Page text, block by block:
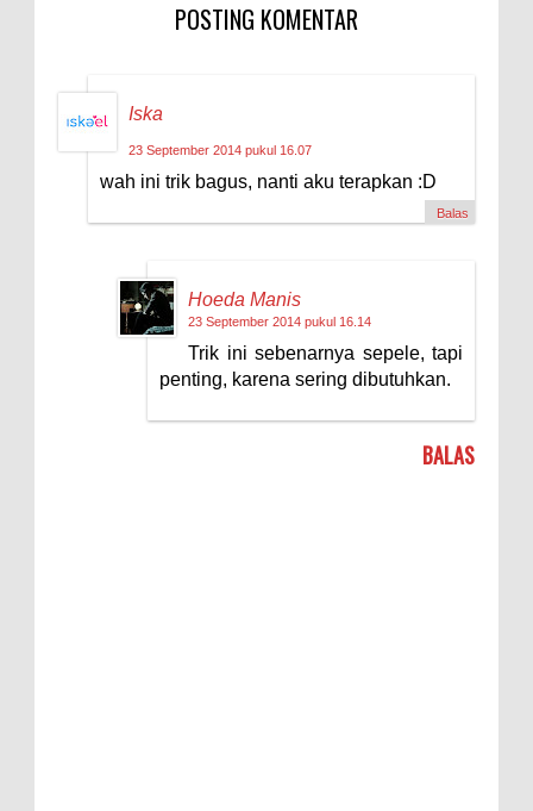
POSTING KOMENTAR
Iska
23 September 2014 pukul 16.07
wah ini trik bagus, nanti aku terapkan :D
Balas
Hoeda Manis
23 September 2014 pukul 16.14
Trik ini sebenarnya sepele, tapi
penting, karena sering dibutuhkan.
BALAS